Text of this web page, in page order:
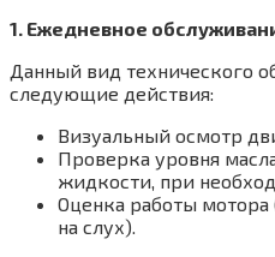
1. Ежедневное
Данный вид технического
следующие действия:
Визуальный осмотр
Проверка уровня
жидкости, при
Оценка работы
на слух).